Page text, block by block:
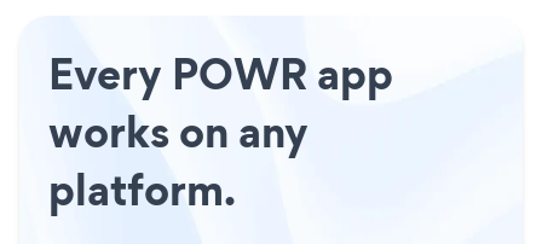
Every POWR app
works on any
platform.